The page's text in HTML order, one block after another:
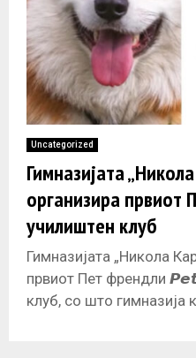
R
Y
M
E
N
U
Uncategorized
Гимназијата
организира првиот
училиштен клуб
Гимназијата „Никола
првиот Пет френдли
клуб, со што гимназија